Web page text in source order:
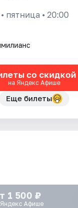
• пятница • 20:00
со скидкой
на Яндекс Афише
Еще билеты
1 500 ₽
Афише